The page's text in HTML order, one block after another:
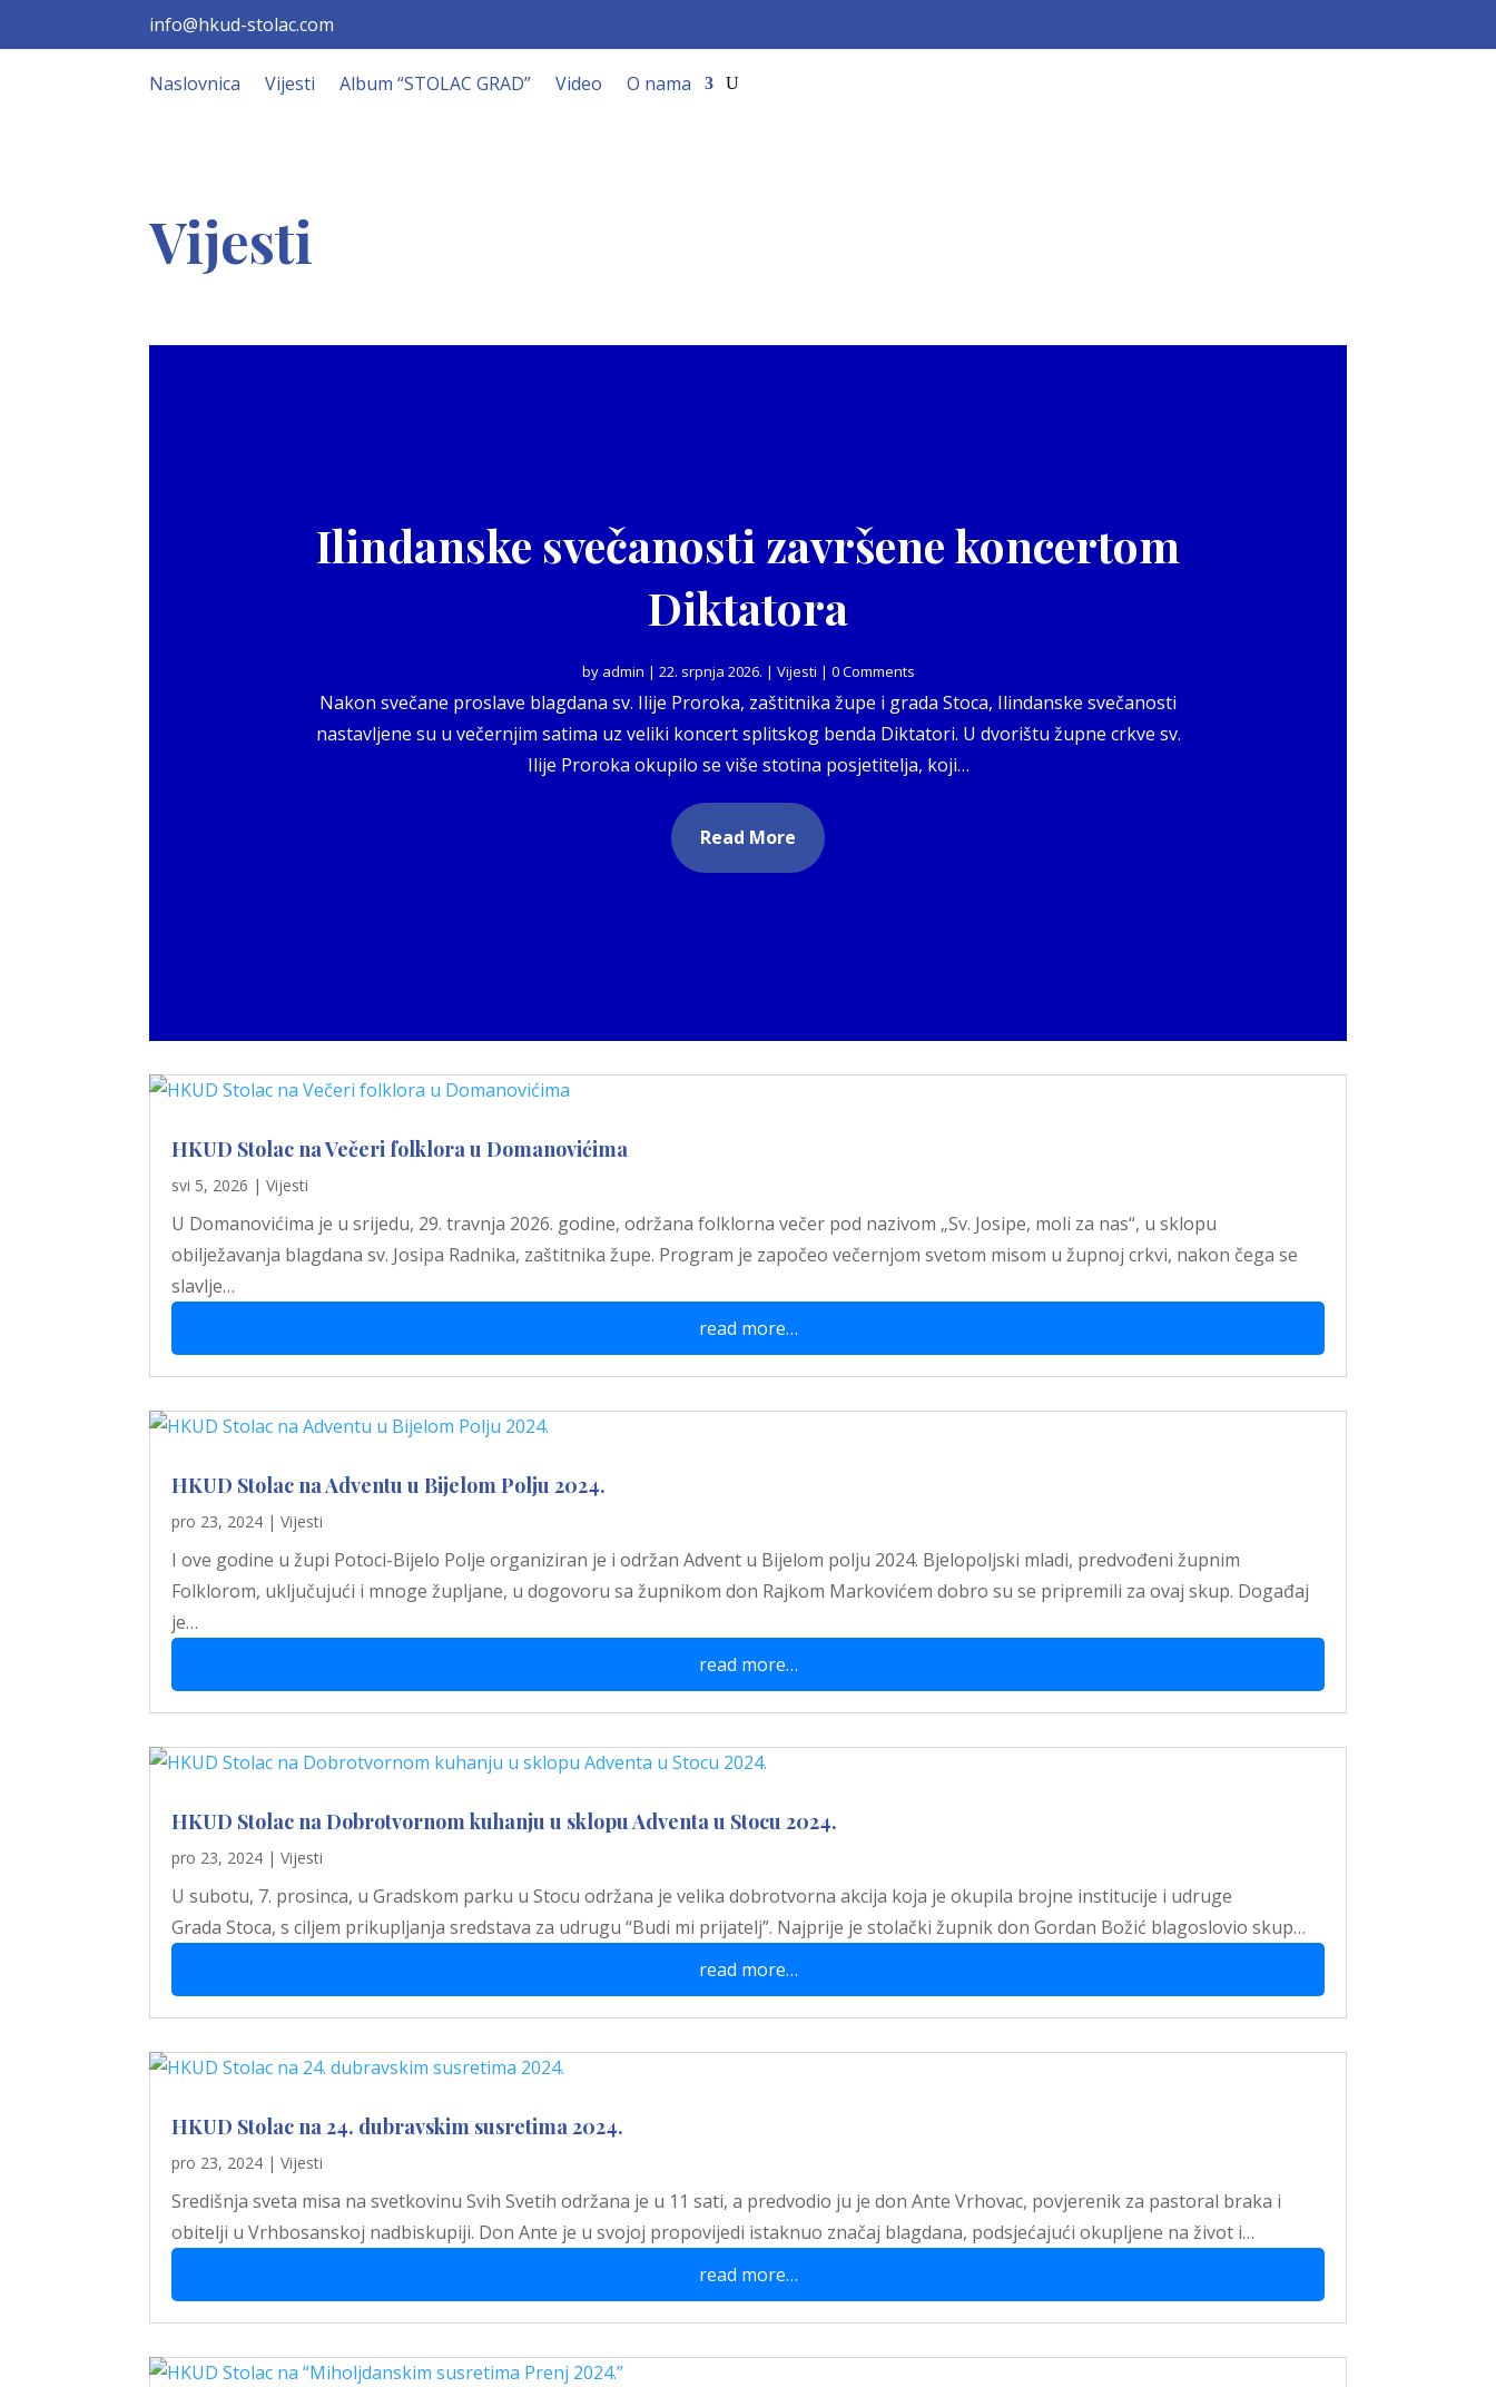
info@hkud-stolac.com
Naslovnica Vijesti Album “STOLAC GRAD” Video O nama
Vijesti
Ilindanske svečanosti završene koncertom
Diktatora
by admin | 22. srpnja 2026. | Vijesti | 0 Comments
Nakon svečane proslave blagdana sv. Ilije Proroka, zaštitnika župe i grada Stoca, Ilindanske svečanosti
nastavljene su u večernjim satima uz veliki koncert splitskog benda Diktatori. U dvorištu župne crkve sv.
Ilije Proroka okupilo se više stotina posjetitelja, koji…
Read More
HKUD Stolac na Večeri folklora u Domanovićima
svi 5, 2026 |Vijesti
U Domanovićima je u srijedu, 29. travnja 2026. godine, održana folklorna večer pod nazivom „Sv. Josipe, moli za nas“, u sklopu
obilježavanja blagdana sv. Josipa Radnika, zaštitnika župe. Program je započeo večernjom svetom misom u župnoj crkvi, nakon čega se
slavlje…
read more…
HKUD Stolac na Adventu u Bijelom Polju 2024.
pro 23, 2024 |Vijesti
I ove godine u župi Potoci-Bijelo Polje organiziran je i održan Advent u Bijelom polju 2024. Bjelopoljski mladi, predvođeni župnim
Folklorom, uključujući i mnoge župljane, u dogovoru sa župnikom don Rajkom Markovićem dobro su se pripremili za ovaj skup. Događaj
je…
read more…
HKUD Stolac na Dobrotvornom kuhanju u sklopu Adventa u Stocu 2024.
pro 23, 2024 |Vijesti
U subotu, 7. prosinca, u Gradskom parku u Stocu održana je velika dobrotvorna akcija koja je okupila brojne institucije i udruge
Grada Stoca, s ciljem prikupljanja sredstava za udrugu “Budi mi prijatelj”. Najprije je stolački župnik don Gordan Božić blagoslovio skup…
read more…
HKUD Stolac na 24. dubravskim susretima 2024.
pro 23, 2024 |Vijesti
Središnja sveta misa na svetkovinu Svih Svetih održana je u 11 sati, a predvodio ju je don Ante Vrhovac, povjerenik za pastoral braka i
obitelji u Vrhbosanskoj nadbiskupiji. Don Ante je u svojoj propovijedi istaknuo značaj blagdana, podsjećajući okupljene na život i…
read more…